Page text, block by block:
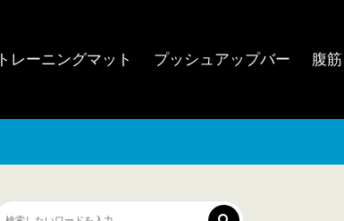
トレーニングマット プッシュアップバー 腹